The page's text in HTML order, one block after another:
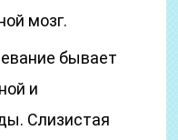
мозг.
бывает
и
Слизистая